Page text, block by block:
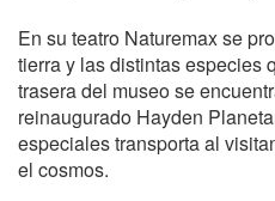
En su teatro Naturemax se
tierra y las distintas especies
trasera del museo se
reinaugurado Hayden
especiales transporta al
el cosmos.